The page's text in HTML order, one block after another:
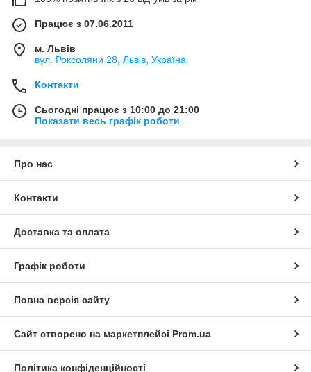
Працює з 07.06.2011
м. Львів
вул. Роксоляни 28, Львів, Україна
Контакти
Сьогодні працює з 10:00 до 21:00
Показати весь графік роботи
Про нас
Контакти
Доставка та оплата
Графік роботи
Повна версія сайту
Сайт створено на маркетплейсі Prom.ua
Політика конфіденційності